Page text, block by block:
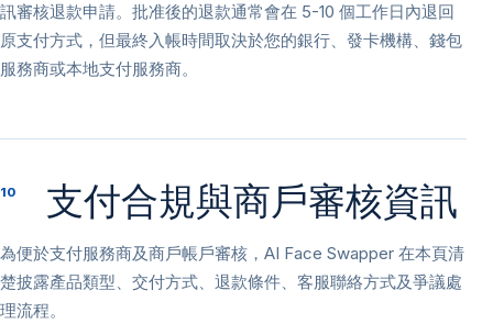
訊審核退款申請。批准後的退款通常會在 5-10 個工作日內退回
原支付方式，但最終入帳時間取決於您的銀行、發卡機構、錢包
服務商或本地支付服務商。
10 支付合規與商戶審核資訊
為便於支付服務商及商戶帳戶審核，AI Face Swapper 在本頁清
楚披露產品類型、交付方式、退款條件、客服聯絡方式及爭議處
理流程。